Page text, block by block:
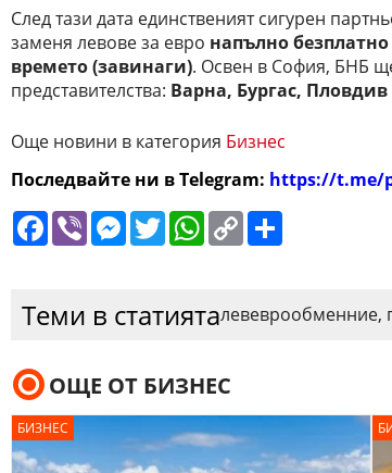
След тази дата единственият сигурен
заменя левове за евро напълно
времето (завинаги). Освен в София, БНБ
представителства: Варна, Бургас,
Още новини в категория Бизнес
Последвайте ни в Telegram: https://t.me/
Facebook
ViberMessenger
TwitterWhatsApp
Copy
Link
Теми в статияталевеврообменние,
ОЩЕ ОТ БИЗНЕС
БИЗНЕС